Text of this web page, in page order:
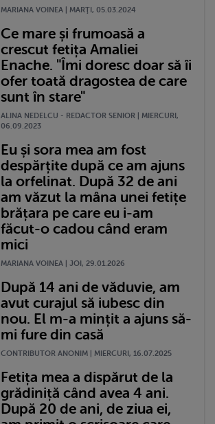
MARIANA VOINEA | MARŢI, 05.03.2024
Ce mare și frumoasă a
crescut fetița Amaliei
Enache. "Îmi doresc doar să îi
ofer toată dragostea de care
sunt în stare"
ALINA NEDELCU - REDACTOR SENIOR | MIERCURI,
06.09.2023
Eu și sora mea am fost
despărțite după ce am ajuns
la orfelinat. După 32 de ani
am văzut la mâna unei fetițe
brățara pe care eu i-am
făcut-o cadou când eram
mici
MARIANA VOINEA | JOI, 29.01.2026
După 14 ani de văduvie, am
avut curajul să iubesc din
nou. El m-a mințit a ajuns să-
mi fure din casă
CONTRIBUTOR ANONIM | MIERCURI, 16.07.2025
Fetița mea a dispărut de la
grădiniță când avea 4 ani.
După 20 de ani, de ziua ei,